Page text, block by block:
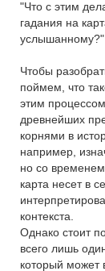
"Что с этим
гадания на
услышанному?"
Чтобы
поймем, что
этим
древнейших
корнями в
например,
но со
карта несет в
контекста.
Однако стоит
всего лишь
который может